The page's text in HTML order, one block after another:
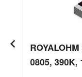
0805, 390K,